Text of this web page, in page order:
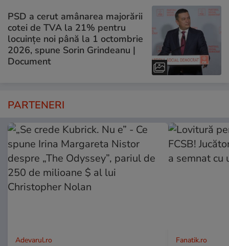
PSD a cerut amânarea majorării
cotei de TVA la 21% pentru
locuințe noi până la 1 octombrie
2026, spune Sorin Grindeanu |
Document
PARTENERI
Adevarul.ro Fanatik.ro